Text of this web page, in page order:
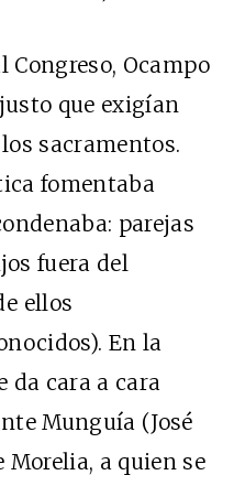
Congreso, Ocampo
que exigían
sacramentos.
fomentaba
parejas
fuera del
ellos
En la
da cara a cara
Munguía (José
Morelia, a quien se